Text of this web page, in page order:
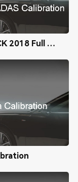
SUBARU North America OUTBACK 2018 Full Camera Adjustment ADAS Calibration